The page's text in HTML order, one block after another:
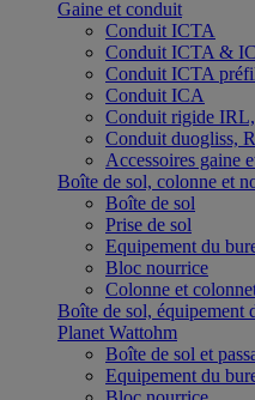
Gaine et conduit
Conduit ICTA
Conduit ICTA &
Conduit ICTA
Conduit ICA
Conduit rigide
Conduit duogliss,
Accessoires gaine
Boîte de sol, colonne et
Boîte de sol
Prise de sol
Equipement du
Bloc nourrice
Colonne et
Boîte de sol, équipement
Planet Wattohm
Boîte de sol et
Equipement du